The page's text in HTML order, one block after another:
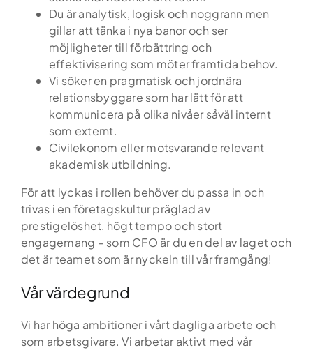
Du är analytisk, logisk och noggrann men
gillar att tänka i nya banor och ser
möjligheter till förbättring och
effektivisering som möter framtida behov.
Vi söker en pragmatisk och jordnära
relationsbyggare som har lätt för att
kommunicera på olika nivåer såväl internt
som externt.
Civilekonom eller motsvarande relevant
akademisk utbildning.
För att lyckas i rollen behöver du passa in och
trivas i en företagskultur präglad av
prestigelöshet, högt tempo och stort
engagemang – som CFO är du en del av laget och
det är teamet som är nyckeln till vår framgång!
Vår värdegrund
Vi har höga ambitioner i vårt dagliga arbete och
som arbetsgivare. Vi arbetar aktivt med vår
Globalt nätverk
Din karriär
Om oss
Kontakt
Podden Ärligt talat